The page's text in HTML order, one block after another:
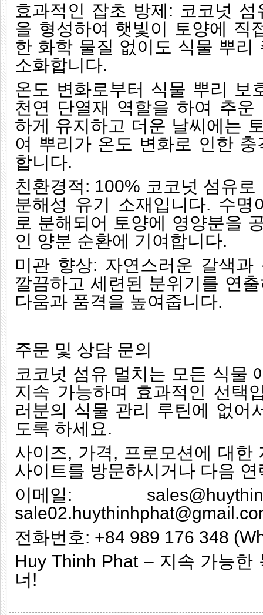
효과적인 잡초 방제: 코코넛
을 형성하여 햇빛이 토양에 직
한 화학 물질 없이도 식물 뿌리
소화합니다.
온도 변화로부터 식물 뿌리 보
천연 단열재 역할을 하여 추운
하게 유지하고 더운 날씨에는
여 뿌리가 온도 변화로 인한
합니다.
친환경적: 100% 코코넛 섬유
분해성 유기 소재입니다. 수명
로 분해되어 토양에 영양분을
인 양분 순환에 기여합니다.
미관 향상: 자연스러운 갈색과
깔끔하고 세련된 분위기를 연
다움과 품격을 높여줍니다.
주문 및 상담 문의
코코넛 섬유 멀치는 모든 식물
지속 가능하며 효과적인 선택
러분의 식물 관리 루틴에 없어
도록 하세요.
사이즈, 가격, 프로모션에 대한
사이트를 방문하시거나 다음
이메일:
전화번호: +84 989 176 348
Huy Thinh Phat – 지속 가능한
너!